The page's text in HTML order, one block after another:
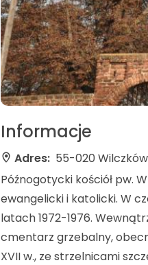
Informacje
Adres: 55-020 Wilczków
Późnogotycki kościół pw.
ewangelicki i katolicki. W
latach 1972-1976.
cmentarz grzebalny,
XVII w., ze strzelnicami